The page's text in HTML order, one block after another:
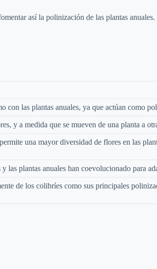
así la polinización de las plantas anuales.
con las plantas anuales, ya que actúan como
y a medida que se mueven de una planta a
una mayor diversidad de flores en las
las plantas anuales han coevolucionado para
de los colibríes como sus principales